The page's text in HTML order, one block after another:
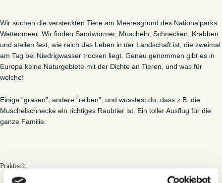
Wir suchen die versteckten Tiere am Meeresgrund des Nationalparks
Wattenmeer. Wir finden Sandwürmer, Muscheln, Schnecken, Krabben
und stellen fest, wie reich das Leben in der Landschaft ist, die zweimal
am Tag bei Niedrigwasser trocken liegt. Genau genommen gibt es in
Europa keine Naturgebiete mit der Dichte an Tieren, und was für
welche!
Einige “grasen”, andere “reiben”, und wusstest du, dass z.B. die
Muschelschnecke ein richtiges Raubtier ist. Ein toller Ausflug für die
ganze Familie.
Praktisch: